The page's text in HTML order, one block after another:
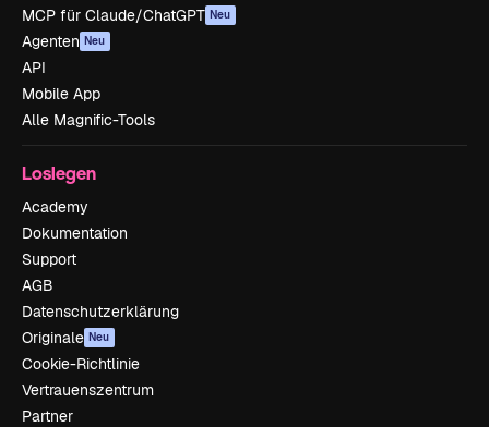
MCP für Claude/ChatGPT Neu
Agenten Neu
API
Mobile App
Alle Magnific-Tools
Loslegen
Academy
Dokumentation
Support
AGB
Datenschutzerklärung
Originale Neu
Cookie-Richtlinie
Vertrauenszentrum
Partner